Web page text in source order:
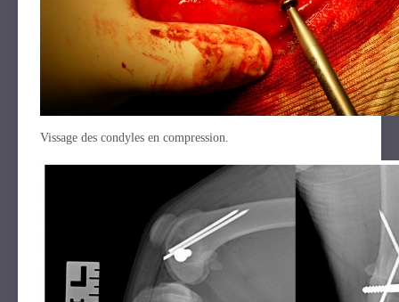
Vissage des condyles en compression.